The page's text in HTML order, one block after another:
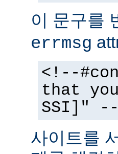
이 문구를
errmsg
<!--
that
SSI]"
사이트를